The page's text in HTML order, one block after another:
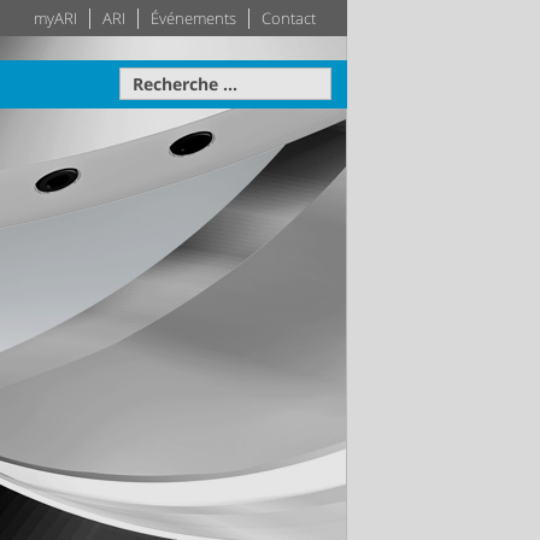
myARI ARI Événements Contact
Plus d'information
Système
–
Techniques des
bâtiments
Leader dans le secteur des
Plus d'information
disposition